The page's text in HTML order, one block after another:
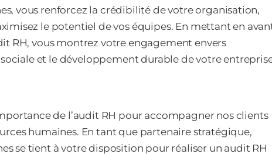
vous renforcez la crédibilité de votre organisation,
le potentiel de vos équipes. En mettant en
RH, vous montrez votre engagement envers
et le développement durable de votre
de l’audit RH pour accompagner nos clients
humaines. En tant que partenaire stratégique,
se tient à votre disposition pour réaliser un audit RH